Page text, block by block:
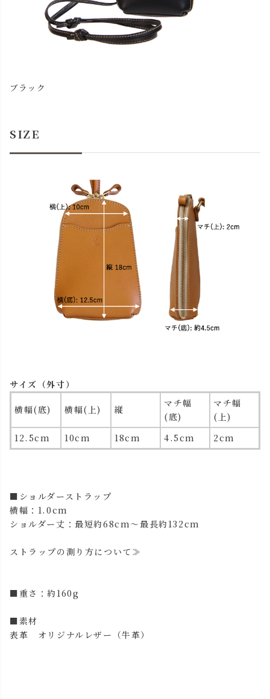
ブラック
SIZE
サイズ（外寸）
横幅(底) 横幅(上) 縦
マチ幅
(底)
マチ幅
(上)
12.5cm
10cm 18cm 4.5cm 2cm
■ショルダーストラップ
横幅：1.0cm
ショルダー丈：最短約68cm～最長約132cm
ストラップの測り方について≫
■重さ：約160g
■素材
表革 オリジナルレザー（牛革）